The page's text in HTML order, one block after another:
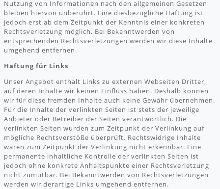
Nutzung von Informationen nach den allgemeinen Gesetzen
bleiben hiervon unberührt. Eine diesbezügliche Haftung ist
jedoch erst ab dem Zeitpunkt der Kenntnis einer konkreten
Rechtsverletzung möglich. Bei Bekanntwerden von
entsprechenden Rechtsverletzungen werden wir diese Inhalte
umgehend entfernen.
Haftung für Links
Unser Angebot enthält Links zu externen Webseiten Dritter,
auf deren Inhalte wir keinen Einfluss haben. Deshalb können
wir für diese fremden Inhalte auch keine Gewähr übernehmen.
Für die Inhalte der verlinkten Seiten ist stets der jeweilige
Anbieter oder Betreiber der Seiten verantwortlich. Die
verlinkten Seiten wurden zum Zeitpunkt der Verlinkung auf
mögliche Rechtsverstöße überprüft. Rechtswidrige Inhalte
waren zum Zeitpunkt der Verlinkung nicht erkennbar. Eine
permanente inhaltliche Kontrolle der verlinkten Seiten ist
jedoch ohne konkrete Anhaltspunkte einer Rechtsverletzung
nicht zumutbar. Bei Bekanntwerden von Rechtsverletzungen
werden wir derartige Links umgehend entfernen.